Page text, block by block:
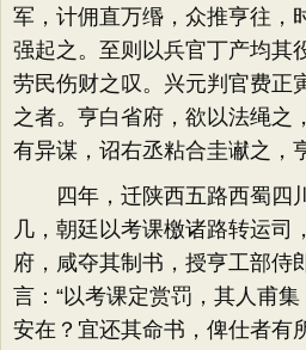
军，计佣直万缗，众推亨往，
强起之。至则以兵官丁产均其
劳民伤财之叹。兴元判官费正
之者。亨白省府，欲以法绳之
有异谋，诏右丞粘合圭谳之，
四年，迁陕西五路西蜀四
几，朝廷以考课檄诸路转运司
府，咸夺其制书，授亨工部侍
言：“以考课定赏罚，其人甫
安在？宜还其命书，俾仕者有